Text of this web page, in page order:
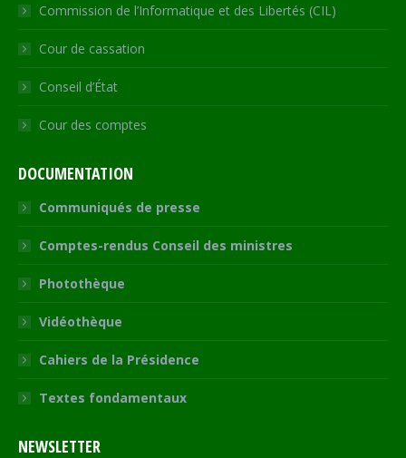
Commission de l’Informatique et des Libertés (CIL)
Cour de cassation
Conseil d’État
Cour des comptes
DOCUMENTATION
Communiqués de presse
Comptes-rendus Conseil des ministres
Photothèque
Vidéothèque
Cahiers de la Présidence
Textes fondamentaux
NEWSLETTER